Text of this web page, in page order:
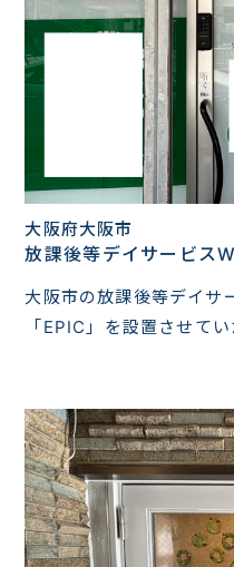
大阪府大阪市
放課後等デイサービス
大阪市の放課後等デイサ
「EPIC」を設置させて